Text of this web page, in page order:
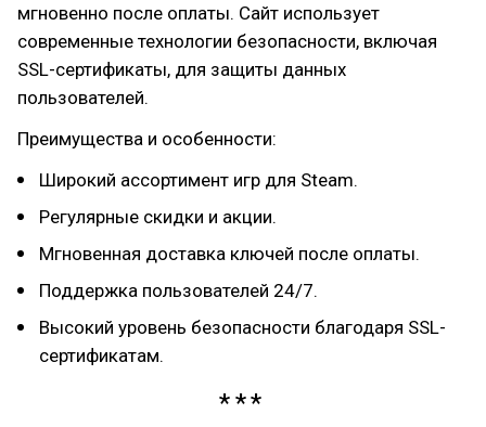
мгновенно после оплаты. Сайт использует
современные технологии безопасности, включая
SSL-сертификаты, для защиты данных
пользователей.
Преимущества и особенности:
Широкий ассортимент игр для Steam.
Регулярные скидки и акции.
Мгновенная доставка ключей после оплаты.
Поддержка пользователей 24/7.
Высокий уровень безопасности благодаря SSL-
сертификатам.